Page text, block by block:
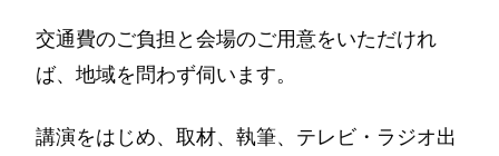
交通費のご負担と会場のご用意をいただけれ
ば、地域を問わず伺います。
講演をはじめ、取材、執筆、テレビ・ラジオ出